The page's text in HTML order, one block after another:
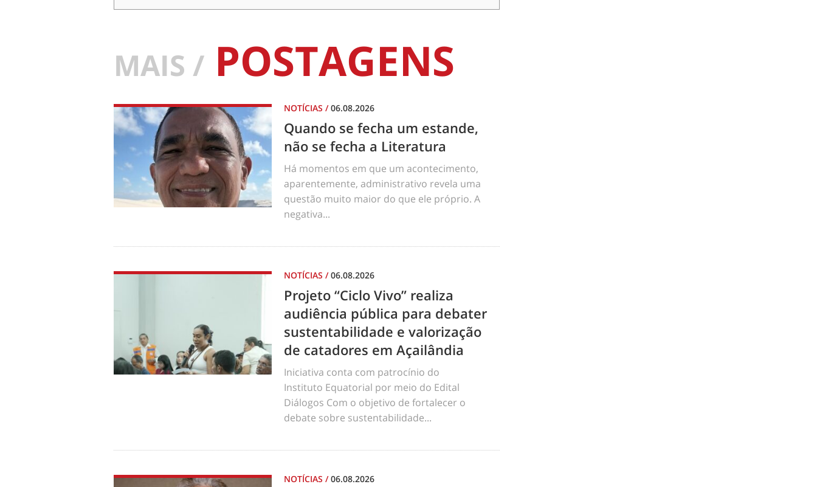
MAIS / POSTAGENS
NOTÍCIAS /06.08.2026
Quando se fecha um estande,
não se fecha a Literatura
Há momentos em que um acontecimento,
aparentemente, administrativo revela uma
questão muito maior do que ele próprio. A
negativa...
NOTÍCIAS /06.08.2026
Projeto “Ciclo Vivo” realiza
audiência pública para debater
sustentabilidade e valorização
de catadores em Açailândia
Iniciativa conta com patrocínio do
Instituto Equatorial por meio do Edital
Diálogos Com o objetivo de fortalecer o
debate sobre sustentabilidade...
NOTÍCIAS /06.08.2026